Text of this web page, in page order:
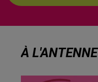
À L'ANTENNE